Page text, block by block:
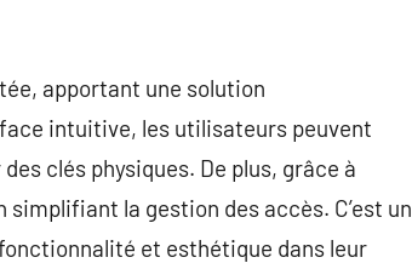
apportant une solution
intuitive, les utilisateurs peuvent
clés physiques. De plus, grâce à
la gestion des accès. C’est un
et esthétique dans leur